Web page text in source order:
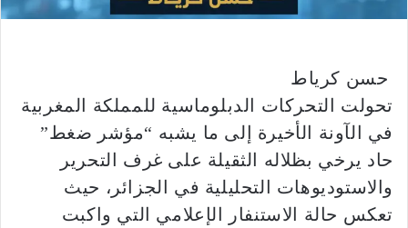
​ حسن كرياط
​تحولت التحركات الدبلوماسية للمملكة المغربية
في الآونة الأخيرة إلى ما يشبه “مؤشر ضغط”
حاد يرخي بظلاله الثقيلة على غرف التحرير
والاستوديوهات التحليلية في الجزائر، حيث
تعكس حالة الاستنفار الإعلامي التي واكبت